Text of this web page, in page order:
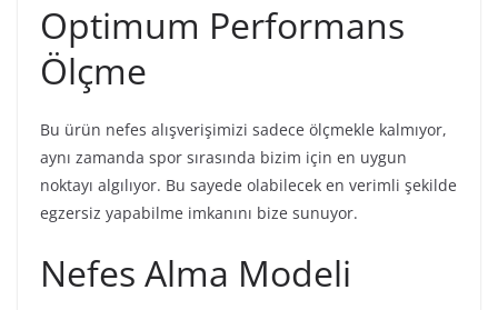
Optimum Performans
Ölçme
Bu ürün nefes alışverişimizi sadece ölçmekle kalmıyor,
aynı zamanda spor sırasında bizim için en uygun
noktayı algılıyor. Bu sayede olabilecek en verimli şekilde
egzersiz yapabilme imkanını bize sunuyor.
Nefes Alma Modeli